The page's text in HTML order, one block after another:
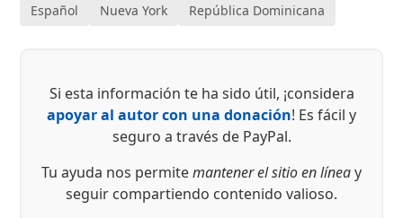
Español Nueva York República Dominicana
Si esta información te ha sido útil, ¡considera
apoyar al autor con una donación! Es fácil y
seguro a través de PayPal.
Tu ayuda nos permitemantener el sitio en líneay
seguir compartiendo contenido valioso.